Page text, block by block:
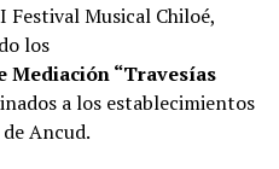
Festival Musical Chiloé,
los
Mediación “Travesías
a los establecimientos
Ancud.